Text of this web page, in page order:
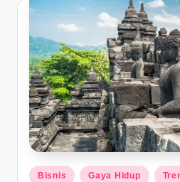
Posted
Bisnis Gaya Hidup